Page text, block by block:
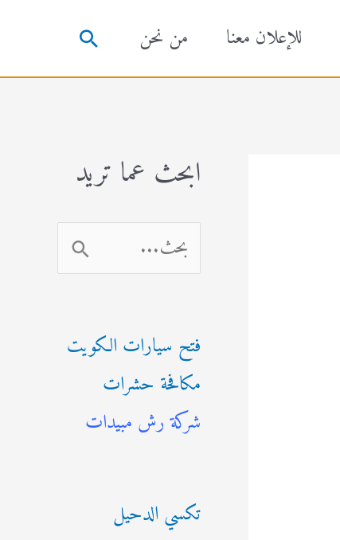
للإعلان معنا من نحن البحث
ابحث عما تريد
ل
ح
ث
ع
:
فتح سيارات الكويت
مكافحة حشرات
شركة رش مبيدات
تكسي الدحيل